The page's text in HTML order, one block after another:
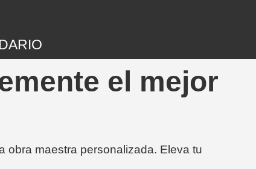
el mejor
obra maestra personalizada. Eleva tu